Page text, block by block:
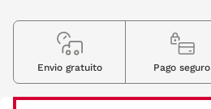
Envio gratuito Pago seguro